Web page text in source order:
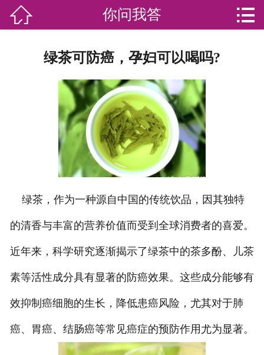
加盟苏家联
荣誉资质
家政资讯
你问我答
关于我们
联系我们
 你问我答 
绿茶可防癌，孕妇可以喝吗?
绿茶，作为一种源自中国的传统饮品，因其独特
的清香与丰富的营养价值而受到全球消费者的喜爱。
近年来，科学研究逐渐揭示了绿茶中的茶多酚、儿茶
素等活性成分具有显著的防癌效果。这些成分能够有
效抑制癌细胞的生长，降低患癌风险，尤其对于肺
癌、胃癌、结肠癌等常见癌症的预防作用尤为显著。